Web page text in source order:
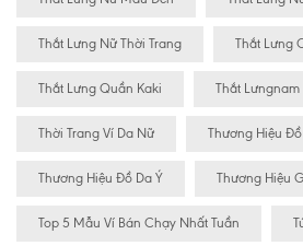
Thắt Lưng Nữ Thời Trang Thắt Lưng
Thắt Lưng Quần Kaki Thắt Lưngnam
Thời Trang Ví Da Nữ Thương Hiệu
Thương Hiệu Đồ Da Ý Thương Hiệu
Top 5 Mẫu Ví Bán Chạy Nhất Tuần